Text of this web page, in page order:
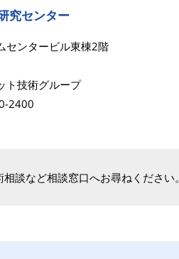
究センター
ンタービル東棟2階
技術グループ
2400
談など相談窓口へお尋ねください。